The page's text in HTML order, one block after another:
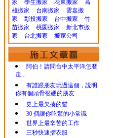
家
學生搬家 花東搬家
高
雄搬家
台南搬家
雲嘉搬
家
彰投搬家 台中搬家
竹
苗搬家
桃園搬家
新北市搬
家
台北搬家 搬家公司
阿伯！請問台中太平洋怎麼
走...
有誰跟朋友玩過這個，說明
你有個頭骨很硬的朋友
史上最欠揍的貓
30 個讓你吃驚的小常識
世界上最辛苦的工作
三秒快速摺衣服